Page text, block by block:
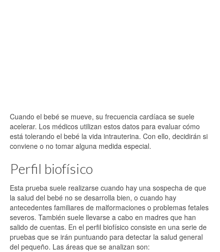
Cuando el bebé se mueve, su frecuencia cardíaca se suele
acelerar. Los médicos utilizan estos datos para evaluar cómo
está tolerando el bebé la vida intrauterina. Con ello, decidirán si
conviene o no tomar alguna medida especial.
Perfil biofísico
Esta prueba suele realizarse cuando hay una sospecha de que
la salud del bebé no se desarrolla bien, o cuando hay
antecedentes familiares de malformaciones o problemas fetales
severos. También suele llevarse a cabo en madres que han
salido de cuentas. En el perfil biofísico consiste en una serie de
pruebas que se irán puntuando para detectar la salud general
del pequeño. Las áreas que se analizan son: